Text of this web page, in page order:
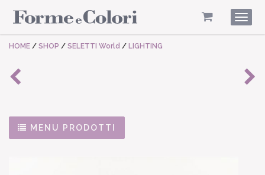
HOME / SHOP / SELETTI World / LIGHTING
MENU PRODOTTI